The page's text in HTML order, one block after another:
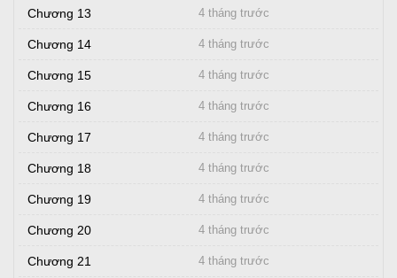
Chương 13 4 tháng trước
Chương 14 4 tháng trước
Chương 15 4 tháng trước
Chương 16 4 tháng trước
Chương 17 4 tháng trước
Chương 18 4 tháng trước
Chương 19 4 tháng trước
Chương 20 4 tháng trước
Chương 21 4 tháng trước